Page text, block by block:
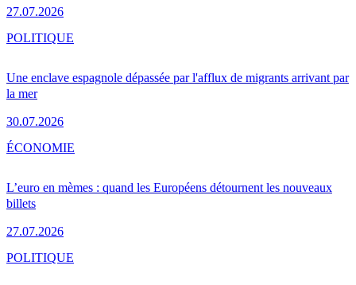
27.07.2026
Une enclave espagnole dépassée par l'afflux de migrants arrivant par
la mer
30.07.2026
POLITIQUE
L’euro en mèmes : quand les Européens détournent les nouveaux
billets
27.07.2026
ÉCONOMIE
POLITIQUE